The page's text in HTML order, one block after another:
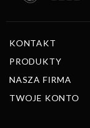
KONTAKT
PRODUKTY
NASZA FIRMA
TWOJE KONTO